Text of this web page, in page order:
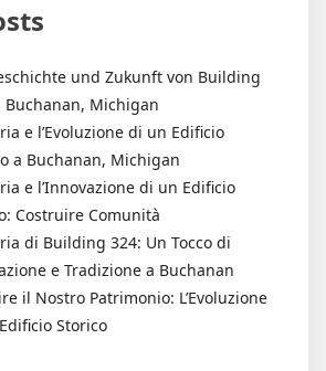
und Zukunft von Building
Buchanan, Michigan
e l’Evoluzione di un Edificio
a Buchanan, Michigan
e l’Innovazione di un Edificio
Costruire Comunità
di Building 324: Un Tocco di
e Tradizione a Buchanan
il Nostro Patrimonio: L’Evoluzione
Storico